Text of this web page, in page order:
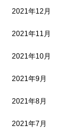
2021年12月
2021年11月
2021年10月
2021年9月
2021年8月
2021年7月